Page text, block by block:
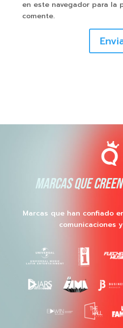
en este navegador para la
comente.
MARCAS QUE
Marcas que han confiado
comunicaciones